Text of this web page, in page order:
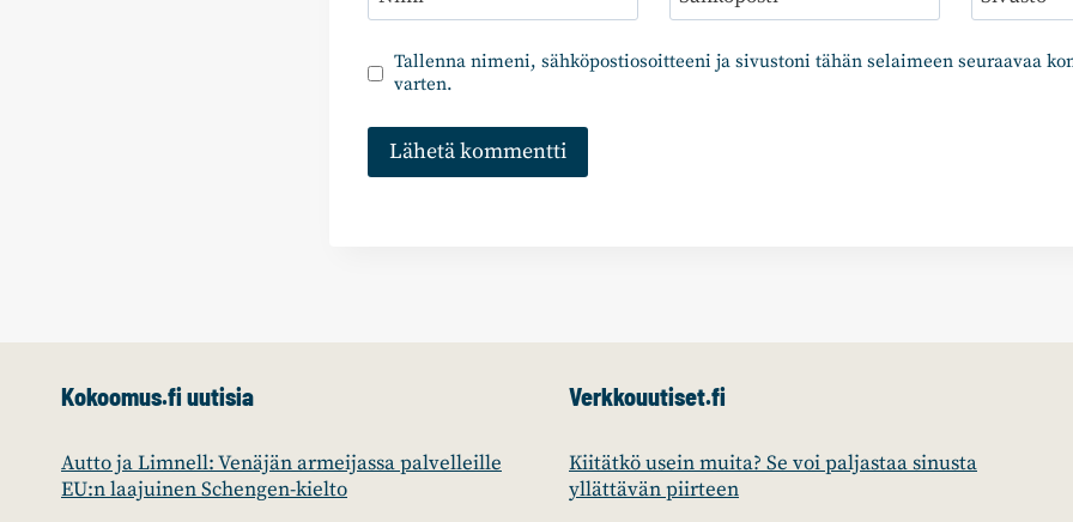
Tallenna nimeni, sähköpostiosoitteeni ja sivustoni tähän selaimeen seuraavaa
varten.
Kokoomus.fi uutisia
Autto ja Limnell: Venäjän armeijassa palvelleille
EU:n laajuinen Schengen-kielto
Verkkouutiset.fi
Kiitätkö usein muita? Se voi paljastaa sinusta
yllättävän piirteen